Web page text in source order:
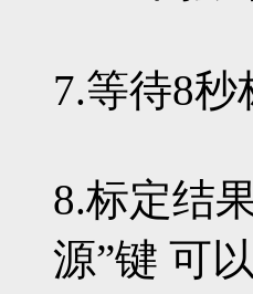
7.等待8
8.标定结
源”键 可